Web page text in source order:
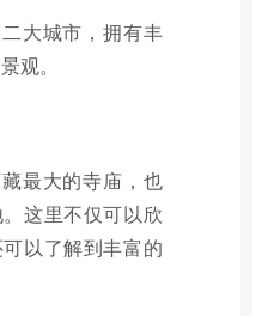
大城市，拥有丰
观。
最大的寺庙，也
这里不仅可以欣
以了解到丰富的